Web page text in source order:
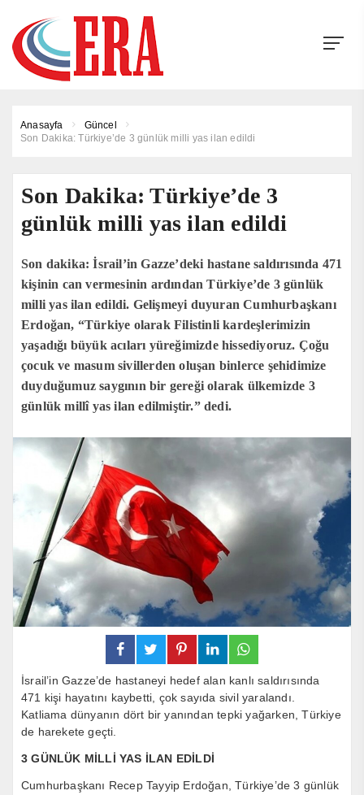
Anasayfa
Güncel
Son Dakika: Türkiye’de 3 günlük milli yas ilan edildi
Son Dakika: Türkiye’de 3
günlük milli yas ilan edildi
Son dakika: İsrail’in Gazze’deki hastane saldırısında 471
kişinin can vermesinin ardından Türkiye’de 3 günlük
milli yas ilan edildi. Gelişmeyi duyuran Cumhurbaşkanı
Erdoğan, “Türkiye olarak Filistinli kardeşlerimizin
yaşadığı büyük acıları yüreğimizde hissediyoruz. Çoğu
çocuk ve masum sivillerden oluşan binlerce şehidimize
duyduğumuz saygının bir gereği olarak ülkemizde 3
günlük millî yas ilan edilmiştir.” dedi.
İsrail’in Gazze’de hastaneyi hedef alan kanlı saldırısında
471 kişi hayatını kaybetti, çok sayıda sivil yaralandı.
Katliama dünyanın dört bir yanından tepki yağarken, Türkiye
de harekete geçti.
3 GÜNLÜK MİLLİ YAS İLAN EDİLDİ
Cumhurbaşkanı Recep Tayyip Erdoğan, Türkiye’de 3 günlük